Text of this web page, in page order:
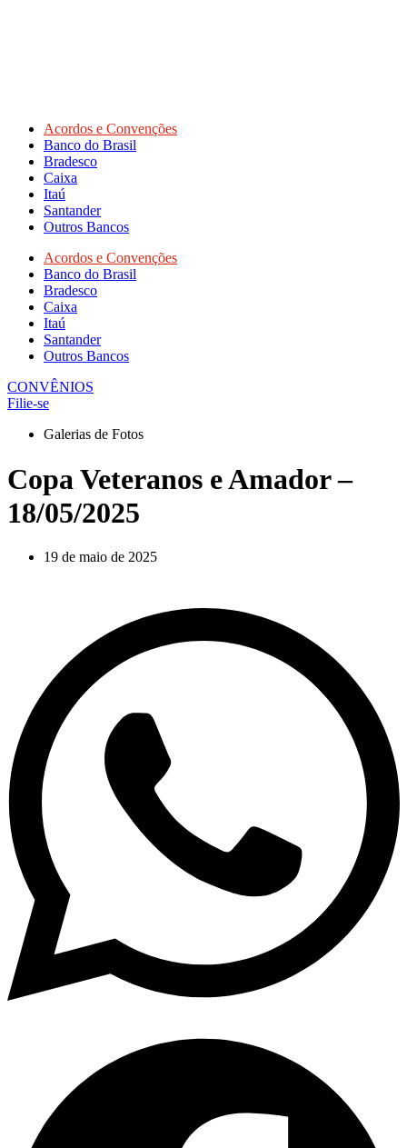
Acordos e Convenções
Banco do Brasil
Bradesco
Caixa
Itaú
Santander
Outros Bancos
Acordos e Convenções
Banco do Brasil
Bradesco
Caixa
Itaú
Santander
Outros Bancos
CONVÊNIOS
Filie-se
Galerias de Fotos
Copa Veteranos e Amador –
18/05/2025
19 de maio de 2025